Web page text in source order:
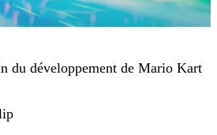
du développement de Mario Kart